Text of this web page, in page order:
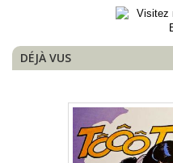
DÉJÀ VUS